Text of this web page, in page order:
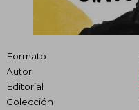
Formato
Autor
Editorial
Colección